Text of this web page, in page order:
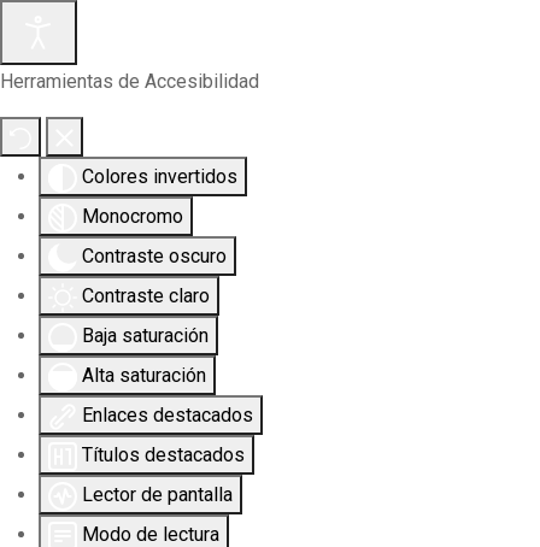
Herramientas de Accesibilidad
Colores invertidos
Monocromo
Contraste oscuro
Contraste claro
Baja saturación
Alta saturación
Enlaces destacados
Títulos destacados
Lector de pantalla
Modo de lectura